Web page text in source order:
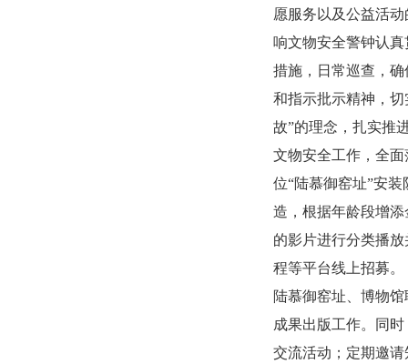
愿服务以及公益活
响文物安全警钟认
措施，日常巡查，
和指示批示精神，
故”的理念，扎实推
文物安全工作，全
位“陆慕御窑址”安
造，根据年龄段增
的影片进行分类播
程等平台线上招募
陆慕御窑址、博物
成果出版工作。同
交流活动；定期邀